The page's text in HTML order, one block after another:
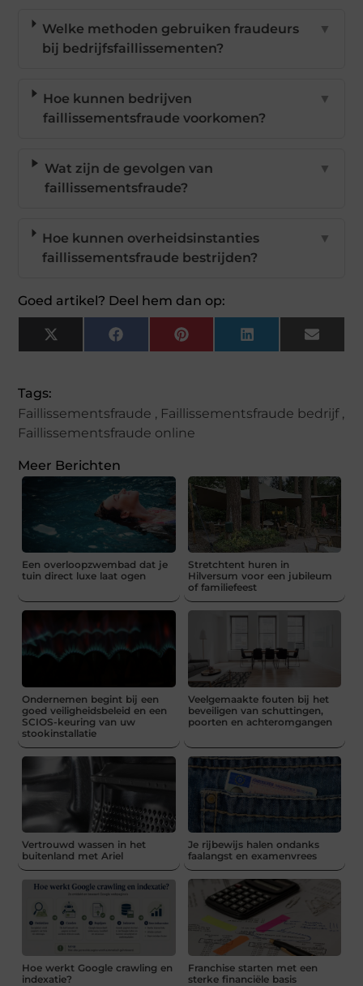
Welke methoden gebruiken fraudeurs
bij bedrijfsfaillissementen?
▼
Hoe kunnen bedrijven
faillissementsfraude voorkomen?
▼
Wat zijn de gevolgen van
faillissementsfraude?
▼
Hoe kunnen overheidsinstanties
faillissementsfraude bestrijden?
▼
Goed artikel? Deel hem dan op:
X
(Twitter)
FacebookPinterestLinkedIn Email
Tags:
Faillissementsfraude , Faillissementsfraude bedrijf,
Faillissementsfraude online
Meer Berichten
Een overloopzwembad dat je
tuin direct luxe laat ogen
Stretchtent huren in
Hilversum voor een jubileum
of familiefeest
Ondernemen begint bij een
goed veiligheidsbeleid en een
SCIOS-keuring van uw
stookinstallatie
Veelgemaakte fouten bij het
beveiligen van schuttingen,
poorten en achteromgangen
Vertrouwd wassen in het
buitenland met Ariel
Je rijbewijs halen ondanks
faalangst en examenvrees
Hoe werkt Google crawling en
indexatie?
Franchise starten met een
sterke financiële basis